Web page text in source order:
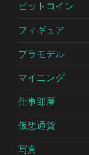
ビットコイン
フィギュア
プラモデル
マイニング
仕事部屋
仮想通貨
写真